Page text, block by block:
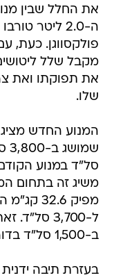
ה-2.0 ליטר
פולקסווגן. כעת,
מקבל שלל
את תפוקתו ואת
שלו.
סל"ד במנוע
משיג זה בתחום
ב-1,500 סל"ד בדור הקודם.
בעזרת תיבה ידנית